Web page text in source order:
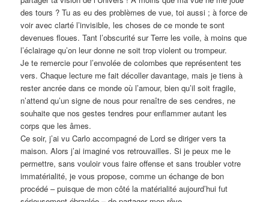
des tours ? Tu as eu des problèmes de vue, toi aussi ; à force de
voir avec clarté l’invisible, les choses de ce monde te sont
devenues floues. Tant l’obscurité sur Terre les voile, à moins que
l’éclairage qu’on leur donne ne soit trop violent ou trompeur.
Je te remercie pour l’envolée de colombes que représentent tes
vers. Chaque lecture me fait décoller davantage, mais je tiens à
rester ancrée dans ce monde où l’amour, bien qu’il soit fragile,
n’attend qu’un signe de nous pour renaître de ses cendres, ne
souhaite que nos gestes tendres pour enflammer autant les
corps que les âmes.
Ce soir, j’ai vu Carlo accompagné de Lord se diriger vers ta
maison. Alors j’ai imaginé vos retrouvailles. Si je peux me le
permettre, sans vouloir vous faire offense et sans troubler votre
immatérialité, je vous propose, comme un échange de bon
procédé – puisque de mon côté la matérialité aujourd’hui fut